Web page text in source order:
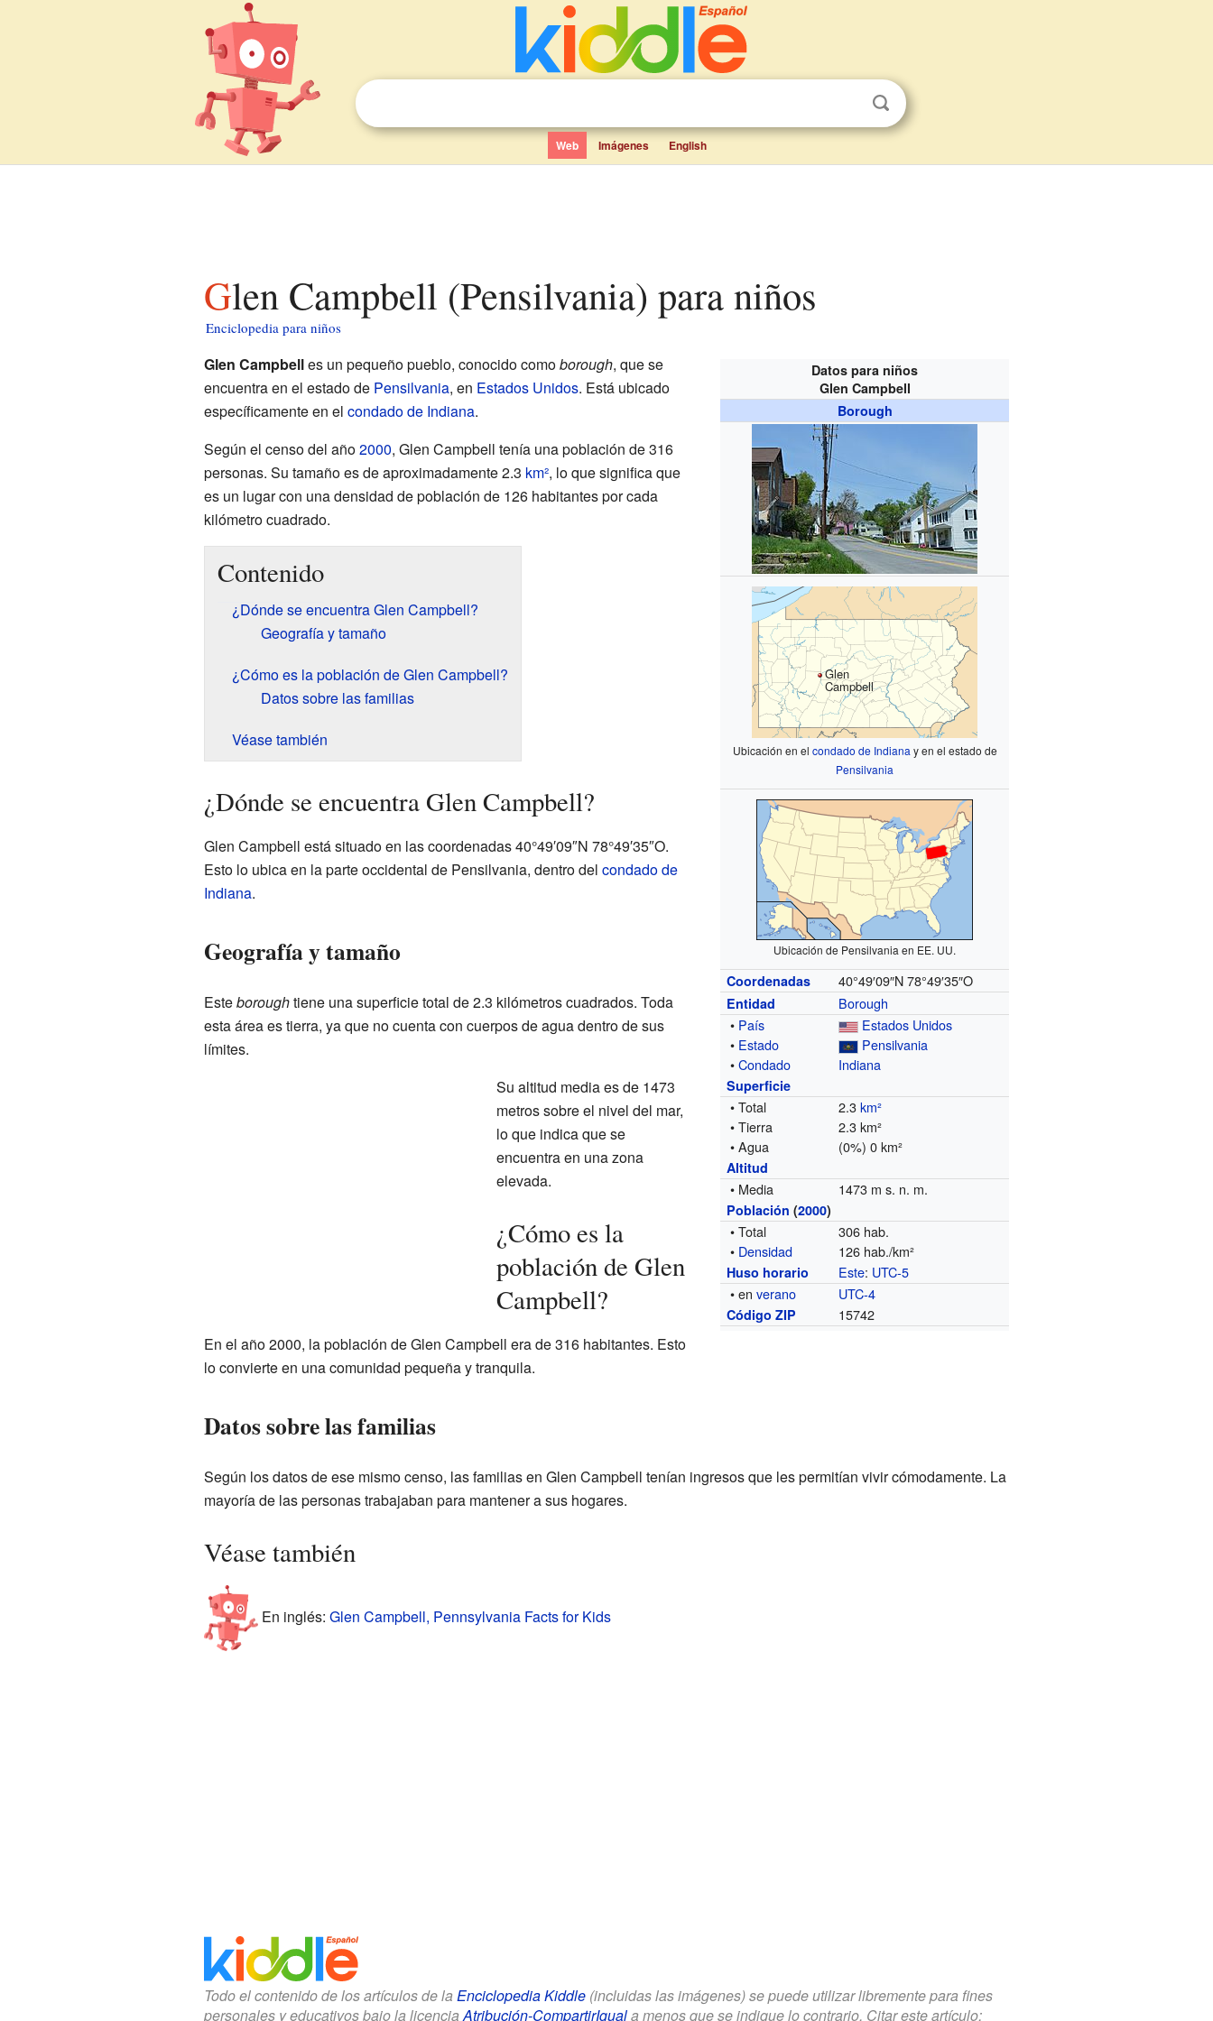
Web Imágenes English
Glen Campbell (Pensilvania) para niños
Enciclopedia para niños
Datos para niños
Glen Campbell
Borough
Glen
Campbell
Ubicación en el condado de Indiana y en el estado de
Pensilvania
Ubicación de Pensilvania en EE. UU.
Coordenadas 40°49′09″N 78°49′35″O
Entidad
Borough
• País
Estados Unidos
• Estado
Pensilvania
•Condado Indiana
Superficie
• Total 2.3km²
• Tierra
2.3 km²
• Agua
(0%) 0 km²
Altitud
• Media 1473 m s. n. m.
Población (2000)
• Total
306 hab.
• Densidad 126 hab./km²
Huso horario Este: UTC-5
• enverano UTC-4
Código ZIP 15742
Glen Campbelles un pequeño pueblo, conocido comoborough, que se
encuentra en el estado de Pensilvania, en Estados Unidos. Está ubicado
específicamente en el condado de Indiana.
Según el censo del año2000, Glen Campbell tenía una población de 316
personas. Su tamaño es de aproximadamente 2.3 km², lo que significa que
es un lugar con una densidad de población de 126 habitantes por cada
kilómetro cuadrado.
Contenido
¿Dónde se encuentra Glen Campbell?
Geografía y tamaño
¿Cómo es la población de Glen Campbell?
Datos sobre las familias
Véase también
¿Dónde se encuentra Glen Campbell?
Glen Campbell está situado en las coordenadas 40°49′09″N 78°49′35″O.
Esto lo ubica en la parte occidental de Pensilvania, dentro del condado de
Indiana.
Geografía y tamaño
Esteboroughtiene una superficie total de 2.3 kilómetros cuadrados. Toda
esta área es tierra, ya que no cuenta con cuerpos de agua dentro de sus
límites.
Su altitud media es de 1473
metros sobre el nivel del mar,
lo que indica que se
encuentra en una zona
elevada.
¿Cómo es la
población de Glen
Campbell?
En el año 2000, la población de Glen Campbell era de 316 habitantes. Esto
lo convierte en una comunidad pequeña y tranquila.
Datos sobre las familias
Según los datos de ese mismo censo, las familias en Glen Campbell tenían ingresos que les permitían vivir cómodamente. La
mayoría de las personas trabajaban para mantener a sus hogares.
Véase también
En inglés: Glen Campbell, Pennsylvania Facts for Kids
Todo el contenido de los artículos de la Enciclopedia Kiddle(incluidas las imágenes) se puede utilizar libremente para fines
personales y educativos bajo la licenciaAtribución-CompartirIguala menos que se indique lo contrario. Citar este artículo: